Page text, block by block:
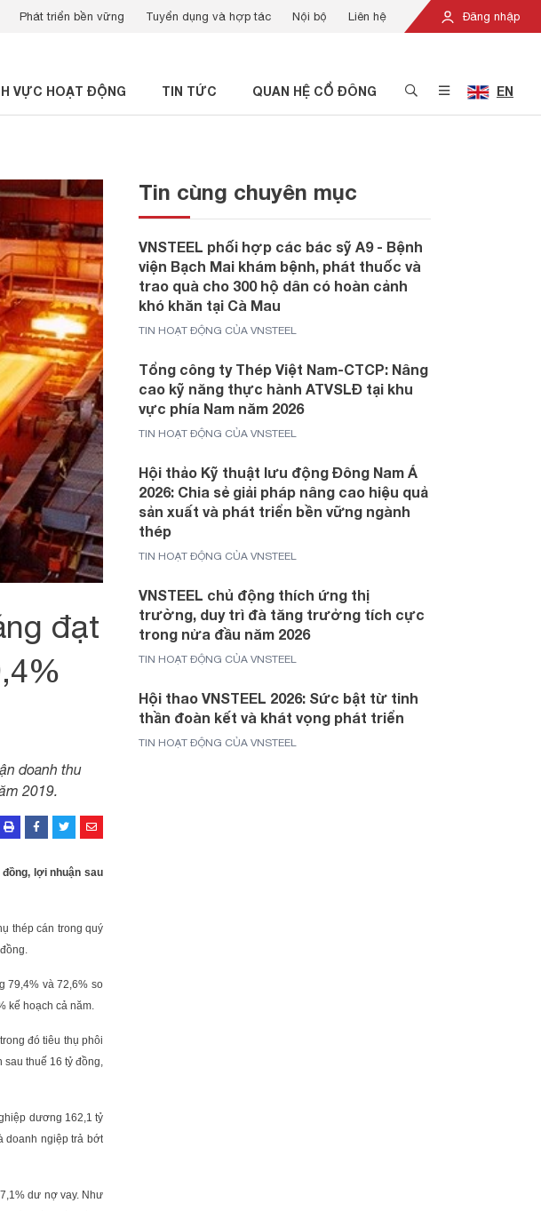
Đăng nhập
Phát triển bền vững Tuyển dụng và hợp tác Nội bộ Liên hệ
VỰC HOẠT ĐỘNG TIN TỨC QUAN HỆ CỔ ĐÔNG EN
đạt
doanh thu
2019.
đồng, lợi nhuận sau
thép cán trong quý
79,4% và 72,6% so
kế hoạch cả năm.
đó tiêu thụ phôi
sau thuế 16 tỷ đồng,
dương 162,1 tỷ
doanh ngiệp trả bớt
dư nợ vay. Như
Tin cùng chuyên mục
VNSTEEL phối hợp các bác sỹ A9 - Bệnh
viện Bạch Mai khám bệnh, phát thuốc và
trao quà cho 300 hộ dân có hoàn cảnh
khó khăn tại Cà Mau
TIN HOẠT ĐỘNG CỦA VNSTEEL
Tổng công ty Thép Việt Nam-CTCP: Nâng
cao kỹ năng thực hành ATVSLĐ tại khu
vực phía Nam năm 2026
TIN HOẠT ĐỘNG CỦA VNSTEEL
Hội thảo Kỹ thuật lưu động Đông Nam Á
2026: Chia sẻ giải pháp nâng cao hiệu quả
sản xuất và phát triển bền vững ngành
thép
TIN HOẠT ĐỘNG CỦA VNSTEEL
VNSTEEL chủ động thích ứng thị
trường, duy trì đà tăng trưởng tích cực
trong nửa đầu năm 2026
TIN HOẠT ĐỘNG CỦA VNSTEEL
Hội thao VNSTEEL 2026: Sức bật từ tinh
thần đoàn kết và khát vọng phát triển
TIN HOẠT ĐỘNG CỦA VNSTEEL